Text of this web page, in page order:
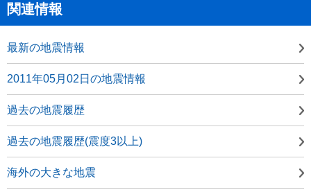
関連情報
最新の地震情報
2011年05月02日の地震情報
過去の地震履歴
過去の地震履歴(震度3以上)
海外の大きな地震